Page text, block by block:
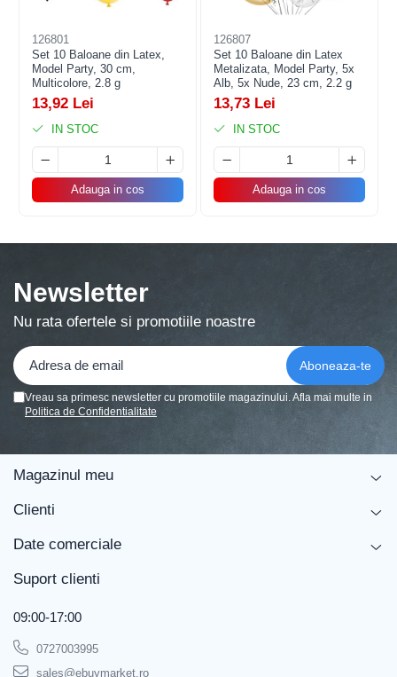
126801
Set 10 Baloane din Latex,
Model Party, 30 cm,
Multicolore, 2.8 g
13,92 Lei
IN STOC
Adauga in cos
126807
Set 10 Baloane din Latex
Metalizata, Model Party, 5x
Alb, 5x Nude, 23 cm, 2.2 g
13,73 Lei
IN STOC
Adauga in cos
Newsletter
Nu rata ofertele si promotiile noastre
Vreau sa primesc newsletter cu promotiile magazinului. Afla mai multe in
Politica de Confidentialitate
Magazinul meu
Clienti
Date comerciale
Suport clienti
09:00-17:00
0727003995
sales@ebuymarket.ro